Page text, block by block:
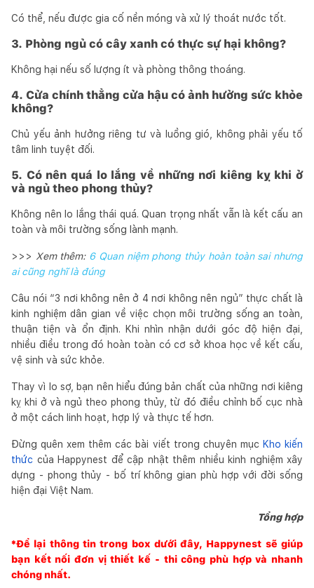
Có thể, nếu được gia cố nền móng và xử lý thoát nước tốt.
3. Phòng ngủ có cây xanh có thực sự hại không?
Không hại nếu số lượng ít và phòng thông thoáng.
4. Cửa chính thẳng cửa hậu có ảnh hưởng sức khỏe
không?
Chủ yếu ảnh hưởng riêng tư và luồng gió, không phải yếu tố
tâm linh tuyệt đối.
5. Có nên quá lo lắng về những nơi kiêng kỵ khi ở
và ngủ theo phong thủy?
Không nên lo lắng thái quá. Quan trọng nhất vẫn là kết cấu an
toàn và môi trường sống lành mạnh.
>>> Xem thêm: 6 Quan niệm phong thủy hoàn toàn sai nhưng
ai cũng nghĩ là đúng
Câu nói “3 nơi không nên ở 4 nơi không nên ngủ” thực chất là
kinh nghiệm dân gian về việc chọn môi trường sống an toàn,
thuận tiện và ổn định. Khi nhìn nhận dưới góc độ hiện đại,
nhiều điều trong đó hoàn toàn có cơ sở khoa học về kết cấu,
vệ sinh và sức khỏe.
Thay vì lo sợ, bạn nên hiểu đúng bản chất của những nơi kiêng
kỵ khi ở và ngủ theo phong thủy, từ đó điều chỉnh bố cục nhà
ở một cách linh hoạt, hợp lý và thực tế hơn.
Đừng quên xem thêm các bài viết trong chuyên mục Kho kiến
thức của Happynest để cập nhật thêm nhiều kinh nghiệm xây
dựng - phong thủy - bố trí không gian phù hợp với đời sống
hiện đại Việt Nam.
Tổng hợp
*Để lại thông tin trong box dưới đây, Happynest sẽ giúp
bạn kết nối đơn vị thiết kế - thi công phù hợp và nhanh
chóng nhất.